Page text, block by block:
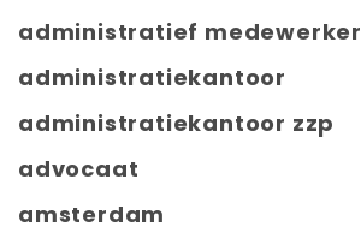
administratief medewerker
administratiekantoor
administratiekantoor zzp
advocaat
amsterdam